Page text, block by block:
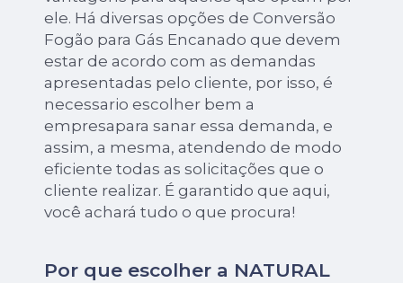
ele. Há diversas opções de Conversão
Fogão para Gás Encanado que devem
estar de acordo com as demandas
apresentadas pelo cliente, por isso, é
necessario escolher bem a
empresapara sanar essa demanda, e
assim, a mesma, atendendo de modo
eficiente todas as solicitações que o
cliente realizar. É garantido que aqui,
você achará tudo o que procura!
Por que escolher a NATURAL